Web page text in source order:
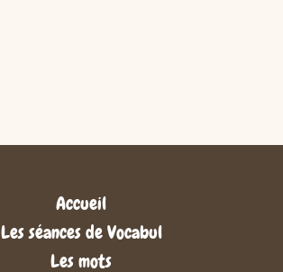
Accueil
Les séances de Vocabul
Les mots